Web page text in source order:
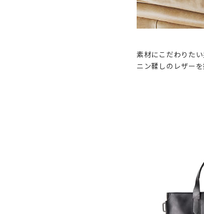
素材にこだわりた
ニン鞣しのレザー